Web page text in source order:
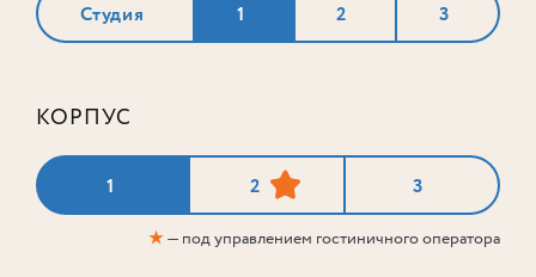
Студия 1 2 3
КОРПУС
1 2 3
★— под управлением гостиничного оператора